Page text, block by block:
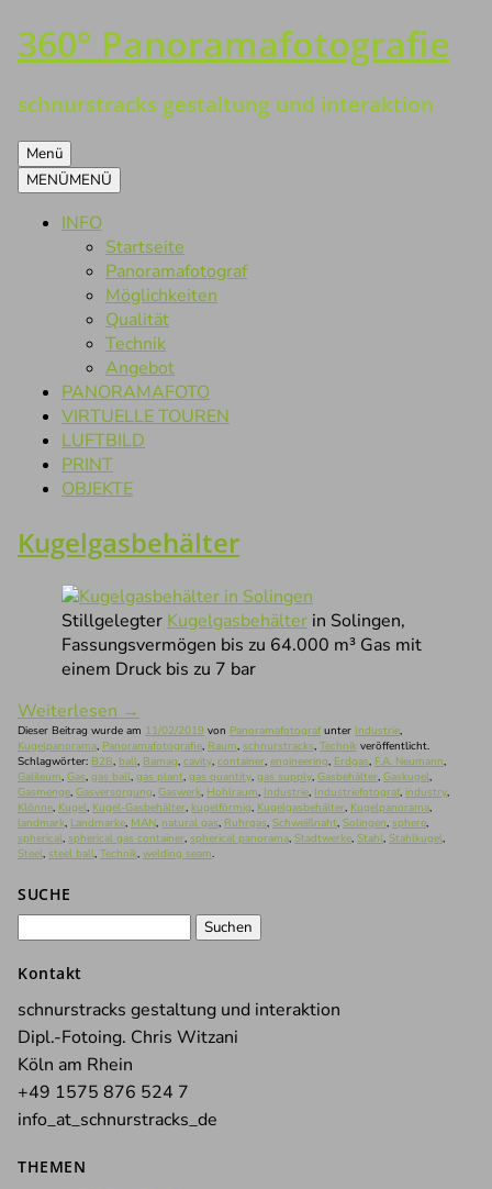
Zum
Inhalt
360° Panoramafotografie
schnurstracks gestaltung und interaktion
Menü
MENÜMENÜ
INFO
Startseite
Panoramafotograf
Möglichkeiten
Qualität
Technik
Angebot
PANORAMAFOTO
VIRTUELLE TOUREN
LUFTBILD
PRINT
OBJEKTE
Kugelgasbehälter
Stillgelegter Kugelgasbehälter in Solingen,
Fassungsvermögen bis zu 64.000 m³ Gas mit
einem Druck bis zu 7 bar
Weiterlesen →
Dieser Beitrag wurde am 11/02/2019 von Panoramafotografunter Industrie,
Kugelpanorama, Panoramafotografie, Raum, schnurstracks, Technik veröffentlicht.
Schlagwörter: B2B, ball, Bamag, cavity, container, engineering, Erdgas, F.A. Neumann,
Galileum, Gas, gas ball, gas plant, gas quantity, gas supply, Gasbehälter, Gaskugel,
Gasmenge, Gasversorgung, Gaswerk, Hohlraum, Industrie, Industriefotograf, industry,
Klönne, Kugel, Kugel-Gasbehälter, kugelförmig, Kugelgasbehälter, Kugelpanorama,
landmark, Landmarke, MAN, natural gas, Ruhrgas, Schweißnaht, Solingen, sphere,
spherical, spherical gas container, spherical panorama, Stadtwerke, Stahl, Stahlkugel,
Steel, steel ball, Technik, welding seam.
SUCHE
Kontakt
schnurstracks gestaltung und interaktion
Dipl.-Fotoing. Chris Witzani
Köln am Rhein
+49 1575 876 524 7
info_at_schnurstracks_de
THEMEN